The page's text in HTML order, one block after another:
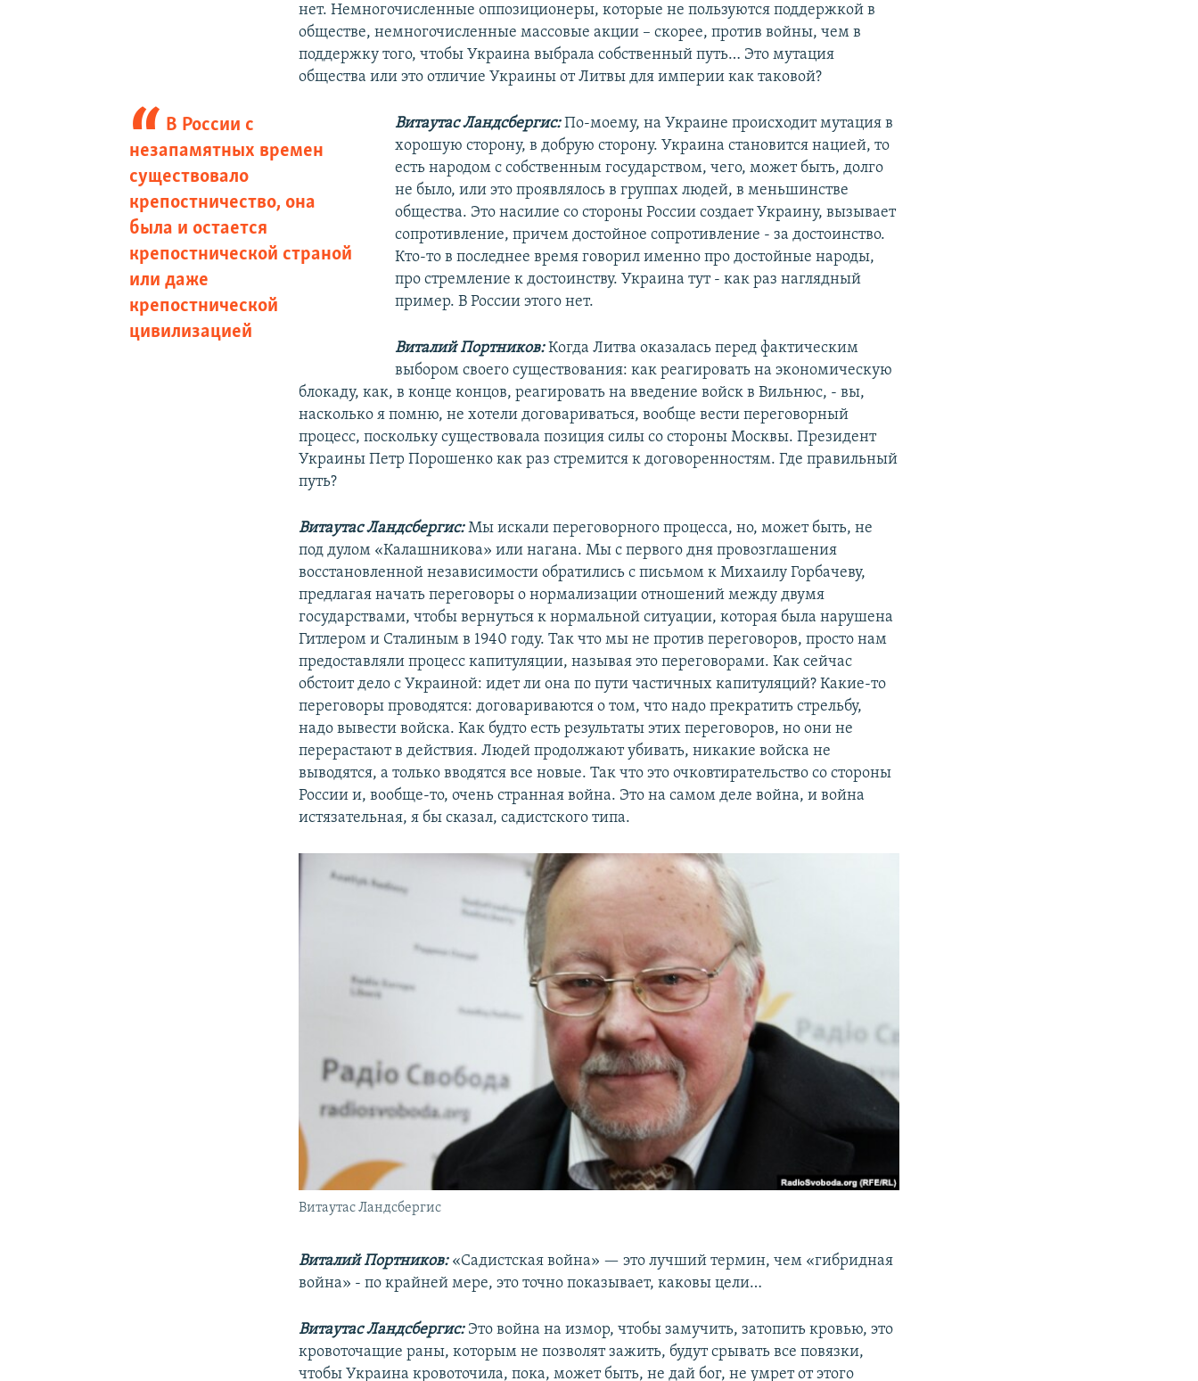
нет. Немногочисленные оппозиционеры, которые не пользуются поддержкой в
обществе, немногочисленные массовые акции – скорее, против войны, чем в
поддержку того, чтобы Украина выбрала собственный путь… Это мутация
общества или это отличие Украины от Литвы для империи как таковой?
В России с
незапамятных времен
существовало
крепостничество, она
была и остается
крепостнической страной
или даже
крепостнической
цивилизацией
Витаутас Ландсбергис:По-моему, на Украине происходит мутация в
хорошую сторону, в добрую сторону. Украина становится нацией, то
есть народом с собственным государством, чего, может быть, долго
не было, или это проявлялось в группах людей, в меньшинстве
общества. Это насилие со стороны России создает Украину, вызывает
сопротивление, причем достойное сопротивление - за достоинство.
Кто-то в последнее время говорил именно про достойные народы,
про стремление к достоинству. Украина тут - как раз наглядный
пример. В России этого нет.
Виталий Портников:Когда Литва оказалась перед фактическим
выбором своего существования: как реагировать на экономическую
блокаду, как, в конце концов, реагировать на введение войск в Вильнюс, - вы,
насколько я помню, не хотели договариваться, вообще вести переговорный
процесс, поскольку существовала позиция силы со стороны Москвы. Президент
Украины Петр Порошенко как раз стремится к договоренностям. Где правильный
путь?
Витаутас Ландсбергис:Мы искали переговорного процесса, но, может быть, не
под дулом «Калашникова» или нагана. Мы с первого дня провозглашения
восстановленной независимости обратились с письмом к Михаилу Горбачеву,
предлагая начать переговоры о нормализации отношений между двумя
государствами, чтобы вернуться к нормальной ситуации, которая была нарушена
Гитлером и Сталиным в 1940 году. Так что мы не против переговоров, просто нам
предоставляли процесс капитуляции, называя это переговорами. Как сейчас
обстоит дело с Украиной: идет ли она по пути частичных капитуляций? Какие-то
переговоры проводятся: договариваются о том, что надо прекратить стрельбу,
надо вывести войска. Как будто есть результаты этих переговоров, но они не
перерастают в действия. Людей продолжают убивать, никакие войска не
выводятся, а только вводятся все новые. Так что это очковтирательство со стороны
России и, вообще-то, очень странная война. Это на самом деле война, и война
истязательная, я бы сказал, садистского типа.
Витаутас Ландсбергис
Виталий Портников:«Садистская война» — это лучший термин, чем «гибридная
война» - по крайней мере, это точно показывает, каковы цели…
Витаутас Ландсбергис: Это война на измор, чтобы замучить, затопить кровью, это
кровоточащие раны, которым не позволят зажить, будут срывать все повязки,
чтобы Украина кровоточила, пока, может быть, не дай бог, не умрет от этого